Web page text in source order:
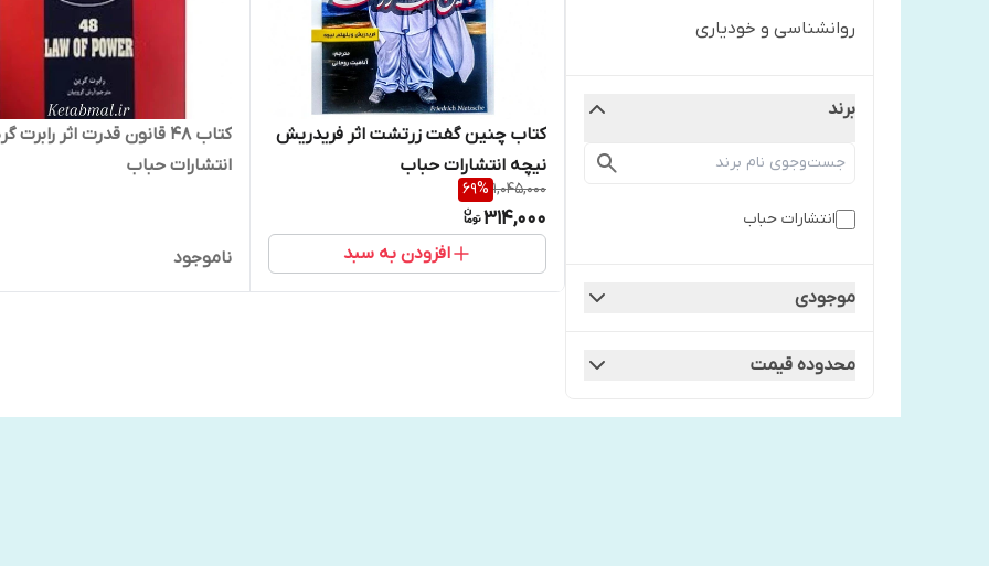
روانشناسی و خودیاری
برند
انتشارات حباب
موجودی
محدوده قیمت
کتاب چنین گفت زرتشت اثر فریدریش
نیچه انتشارات حباب
1,045,000
69%
314,000
افزودن به سبد
کتاب 48 قانون قدرت اثر رابرت
انتشارات حباب
ناموجود